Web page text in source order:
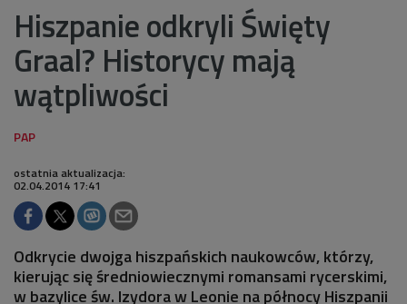
Hiszpanie odkryli Święty
Graal? Historycy mają
wątpliwości
ostatnia aktualizacja:
02.04.2014 17:41
Odkrycie dwojga hiszpańskich naukowców, którzy,
kierując się średniowiecznymi romansami rycerskimi,
w bazylice św. Izydora w Leonie na północy Hiszpanii